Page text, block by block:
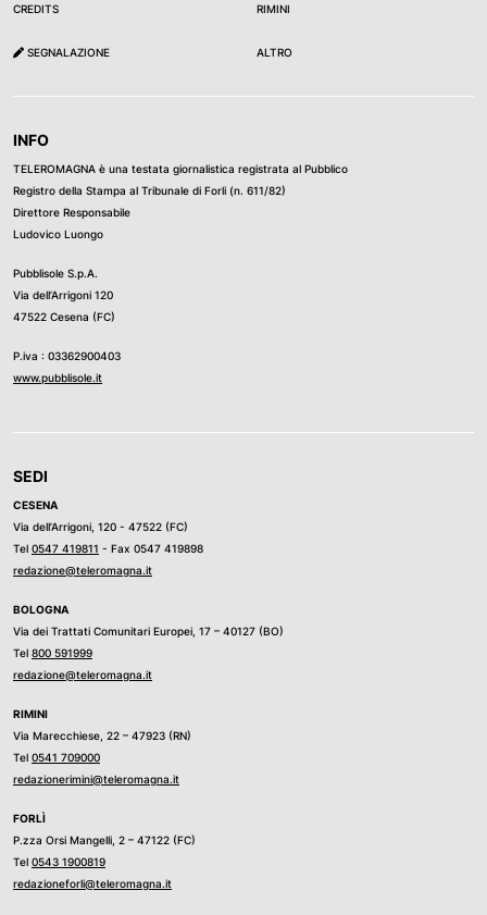
CREDITS
SEGNALAZIONE
RIMINI
ALTRO
INFO
TELEROMAGNA è una testata giornalistica registrata al Pubblico
Registro della Stampa al Tribunale di Forli (n. 611/82)
Direttore Responsabile
Ludovico Luongo
Pubblisole S.p.A.
Via dell’Arrigoni 120
47522 Cesena (FC)
P.iva : 03362900403
www.pubblisole.it
SEDI
CESENA
Via dell’Arrigoni, 120 - 47522 (FC)
Tel 0547 419811 - Fax 0547 419898
redazione@teleromagna.it
BOLOGNA
Via dei Trattati Comunitari Europei, 17 – 40127 (BO)
Tel 800 591999
redazione@teleromagna.it
RIMINI
Via Marecchiese, 22 – 47923 (RN)
Tel 0541 709000
redazionerimini@teleromagna.it
FORLÌ
P.zza Orsi Mangelli, 2 – 47122 (FC)
Tel 0543 1900819
redazioneforli@teleromagna.it